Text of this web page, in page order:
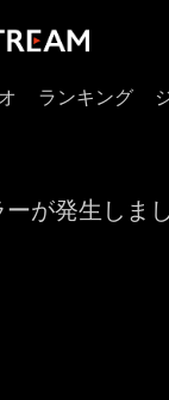
ランキング
ーが発生しま